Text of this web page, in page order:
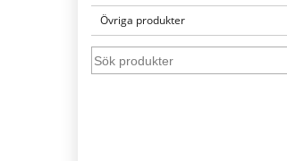
Övriga produkter